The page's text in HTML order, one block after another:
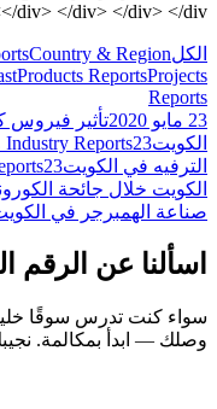
</div> </div> </div> </div>
الكلCountry & Region
Products ReportsProjects
Reports
23 مايو 2020
تأثير فيروس
الكويت
Industry Reports23 مايو 2020
الترفيه في الكويت23 مايو 2020
الكويت خلال جائحة
صناعة الهمبرجر في
اسألنا عن الرقم
سواء كنت تدرس سوقًا
وصلك — ابدأ بمكالمة. نجيبك